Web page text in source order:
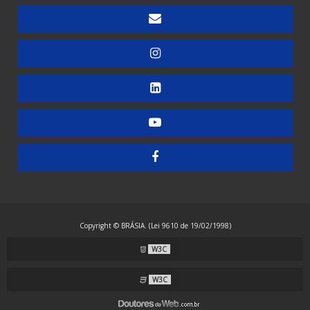
Embaladora de Canudinhos - Até 200 unidades
Embaladora de Doces
Embaladora de Guardanapos - Automática
Embaladora de Guardanapos - Manual
Embaladora de Resma - Grandes Formatos
Embaladora Envelopadora Stretch
Embaladora Flow Pack - Grande Porte
Embaladora Flow Pack - Standard
Embaladora Flow Pack com Alimentação Automática
Copyright © BRÁSIA. (Lei 9610 de 19/02/1998)
W3C
W3C